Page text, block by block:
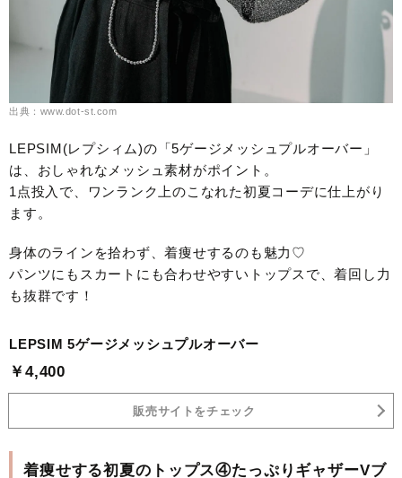
出典：www.dot-st.com
LEPSIM(レプシィム)の「5ゲージメッシュプルオーバー」
は、おしゃれなメッシュ素材がポイント。
1点投入で、ワンランク上のこなれた初夏コーデに仕上がり
ます。
身体のラインを拾わず、着痩せするのも魅力♡
パンツにもスカートにも合わせやすいトップスで、着回し力
も抜群です！
LEPSIM 5ゲージメッシュプルオーバー
￥4,400
販売サイトをチェック
着痩せする初夏のトップス④たっぷりギャザーVブ